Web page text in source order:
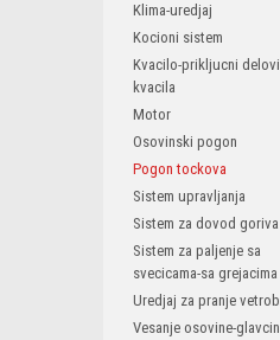
Klima-uredjaj
Kocioni sistem
Kvacilo-prikljucni delovi
kvacila
Motor
Osovinski pogon
Pogon tockova
Sistem upravljanja
Sistem za dovod goriva
Sistem za paljenje sa
svecicama-sa grejacima
Uredjaj za pranje
Vesanje osovine-